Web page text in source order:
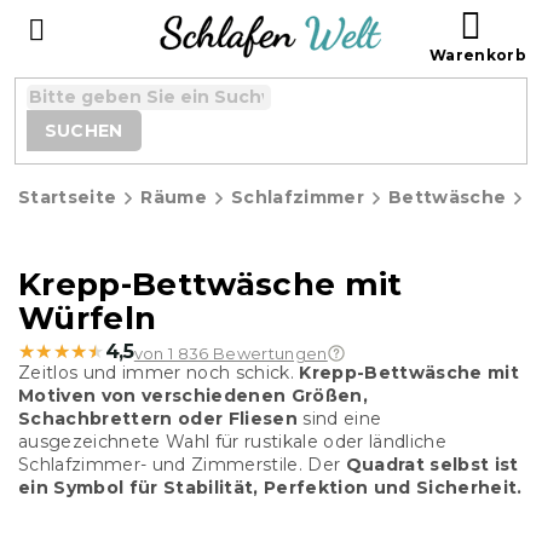
SUCHEN
Startseite Räume Schlafzimmer Bettwäsche
Krepp-Bettwäsche mit
Würfeln
★★★★★
★★★★★ 4,5von 1 836 Bewertungen
Zeitlos und immer noch schick. Krepp-Bettwäsche mit
Motiven von verschiedenen Größen,
Schachbrettern oder Fliesen sind eine
ausgezeichnete Wahl für rustikale oder ländliche
Schlafzimmer- und Zimmerstile. Der Quadrat selbst ist
ein Symbol für Stabilität, Perfektion und Sicherheit.